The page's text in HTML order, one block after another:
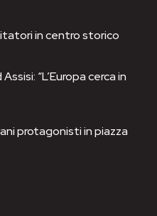
in centro storico
“L’Europa cerca in
protagonisti in piazza